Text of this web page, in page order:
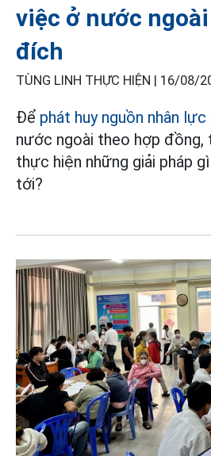
việc ở nước
đích
TÙNG LINH THỰC HIỆN | 16/08/
Để phát huy nguồn nhân lực
nước ngoài theo hợp đồng,
thực hiện những giải pháp
tới?